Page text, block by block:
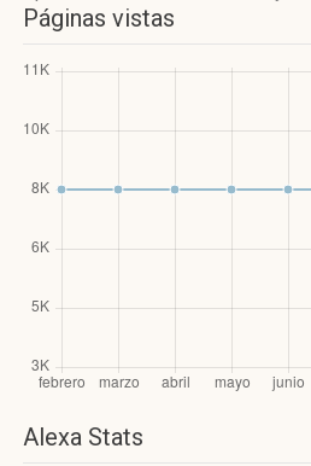
Páginas vistas
Alexa Stats